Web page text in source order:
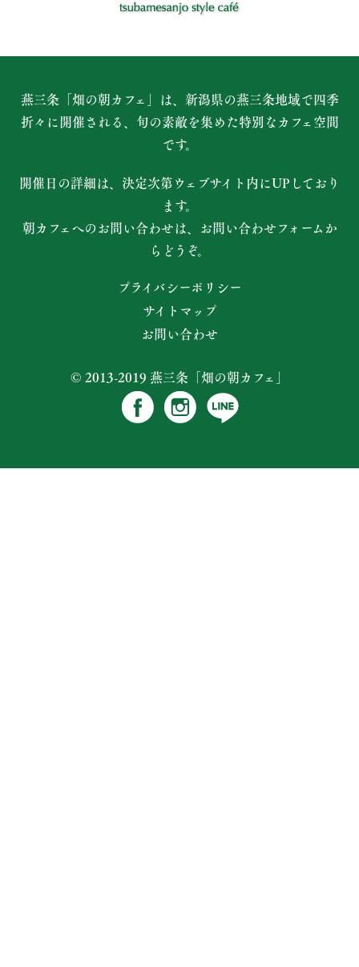
燕三条「畑の朝カフェ」は、新潟県の燕三条地域で四季
折々に開催される、 旬の素敵を集めた特別なカフェ空間
です。
開催日の詳細は、決定次第ウェブサイト内にUPしており
ます。
朝カフェへのお問い合わせは、お問い合わせフォームか
らどうぞ。
プライバシーポリシー
サイトマップ
お問い合わせ
© 2013-2019 燕三条「畑の朝カフェ」